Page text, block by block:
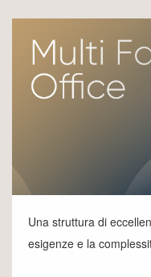
Una struttura di
esigenze e la